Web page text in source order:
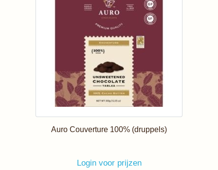
Auro Couverture 100% (druppels)
Login voor prijzen